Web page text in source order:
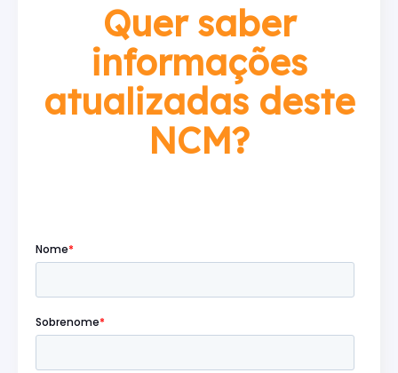
Quer saber
informações
atualizadas deste
NCM?